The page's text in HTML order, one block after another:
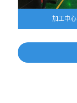
加工中心